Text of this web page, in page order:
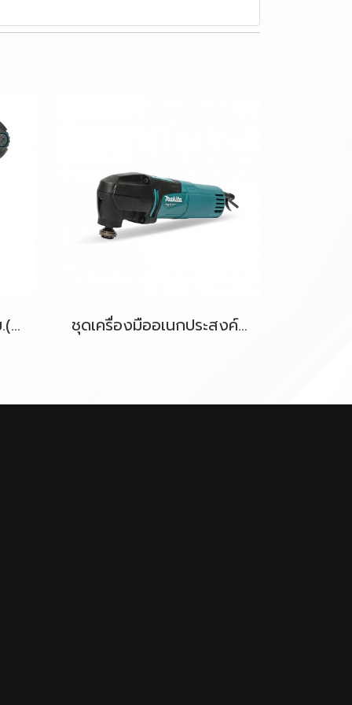
สว่านไขควงไฟฟ้า 10มม.(3/8") 320W. รุ่น DF0300 MAKITA ชุดเครื่องมืออเนกประสงค์ไฟฟ้า (Multi-Tool) 200W. รุ่น M9800BKX2 MAKITA